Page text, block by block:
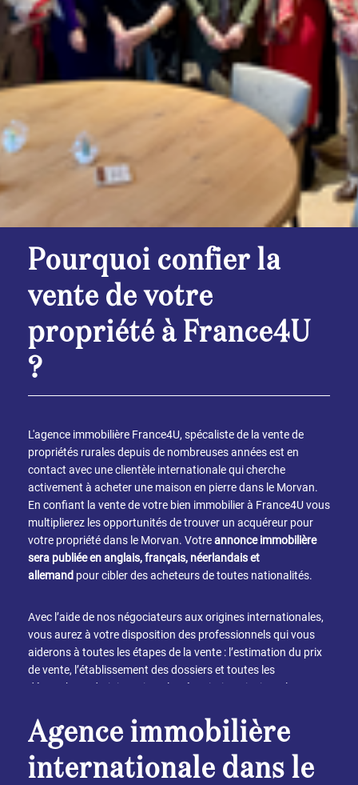
Pourquoi confier la
vente de votre
propriété à France4U
?
L'agence immobilière France4U, spécaliste de la vente de
propriétés rurales depuis de nombreuses années est en
contact avec une clientèle internationale qui cherche
activement à acheter une maison en pierre dans le Morvan.
En confiant la vente de votre bien immobilier à France4U vous
multiplierez les opportunités de trouver un acquéreur pour
votre propriété dans le Morvan. Votreannonce immobilière
sera publiée en anglais, français, néerlandais et
allemand pour cibler des acheteurs de toutes nationalités.
Avec l’aide de nos négociateurs aux origines internationales,
vous aurez à votre disposition des professionnels qui vous
aiderons à toutes les étapes de la vente : l’estimation du prix
de vente, l’établissement des dossiers et toutes les
démarches administratives, la négociation ainsi que la
d’une agence immobilière bourguignonne soumise à la
législation française, et la possibilité de toucher un large
public dispersé dans tous les recoins du monde. La meilleure
façon de trouver rapidement un acheteur pour votre
Agence immobilière
internationale dans le